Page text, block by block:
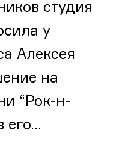
студия
у
Алексея
на
“Рок-н-
его…